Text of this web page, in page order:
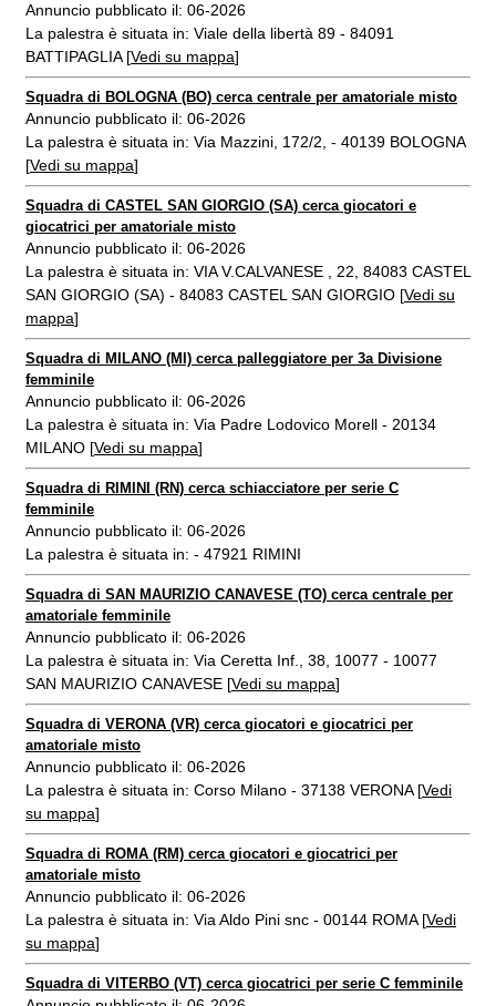
Annuncio pubblicato il: 06-2026
La palestra è situata in: Viale della libertà 89 - 84091
BATTIPAGLIA [Vedi su mappa]
Squadra di BOLOGNA (BO) cerca centrale per amatoriale misto
Annuncio pubblicato il: 06-2026
La palestra è situata in: Via Mazzini, 172/2, - 40139 BOLOGNA
[Vedi su mappa]
Squadra di CASTEL SAN GIORGIO (SA) cerca giocatori e
giocatrici per amatoriale misto
Annuncio pubblicato il: 06-2026
La palestra è situata in: VIA V.CALVANESE , 22, 84083 CASTEL
SAN GIORGIO (SA) - 84083 CASTEL SAN GIORGIO [Vedi su
mappa]
Squadra di MILANO (MI) cerca palleggiatore per 3a Divisione
femminile
Annuncio pubblicato il: 06-2026
La palestra è situata in: Via Padre Lodovico Morell - 20134
MILANO [Vedi su mappa]
Squadra di RIMINI (RN) cerca schiacciatore per serie C
femminile
Annuncio pubblicato il: 06-2026
La palestra è situata in: - 47921 RIMINI
Squadra di SAN MAURIZIO CANAVESE (TO) cerca centrale per
amatoriale femminile
Annuncio pubblicato il: 06-2026
La palestra è situata in: Via Ceretta Inf., 38, 10077 - 10077
SAN MAURIZIO CANAVESE [Vedi su mappa]
Squadra di VERONA (VR) cerca giocatori e giocatrici per
amatoriale misto
Annuncio pubblicato il: 06-2026
La palestra è situata in: Corso Milano - 37138 VERONA [Vedi
su mappa]
Squadra di ROMA (RM) cerca giocatori e giocatrici per
amatoriale misto
Annuncio pubblicato il: 06-2026
La palestra è situata in: Via Aldo Pini snc - 00144 ROMA [Vedi
su mappa]
Squadra di VITERBO (VT) cerca giocatrici per serie C femminile